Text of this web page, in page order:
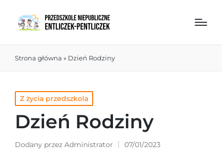
Strona główna » Dzień Rodziny
Z życia przedszkola
Dzień Rodziny
Dodany przez Administrator 07/01/2023